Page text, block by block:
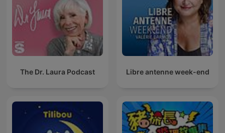
The Dr. Laura Podcast Libre antenne week-end